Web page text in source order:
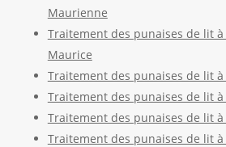
Maurienne
Traitement des punaises de lit à
Maurice
Traitement des punaises de lit à
Traitement des punaises de lit à
Traitement des punaises de lit à
Traitement des punaises de lit